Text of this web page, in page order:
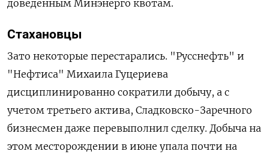
доведенным Минэнерго квотам.
Стахановцы
Зато некоторые перестарались. "Русснефть" и
"Нефтиса" Михаила Гуцериева
дисциплинированно сократили добычу, а с
учетом третьего актива, Сладковско-Заречного
бизнесмен даже перевыполнил сделку. Добыча на
этом месторождении в июне упала почти на